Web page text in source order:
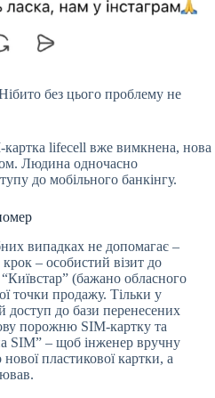
без цього проблему не
картка lifecell вже вимкнена, нова
Людина одночасно
до мобільного банкінгу.
випадках не допомагає –
– особистий візит до
(бажано обласного
точки продажу. Тільки у
доступ до бази перенесених
порожню SIM-картку та
SIM” – щоб інженер вручну
пластикової картки, а